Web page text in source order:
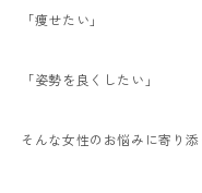
「痩せたい」
「姿勢を良くしたい」
そんな女性のお悩みに寄り